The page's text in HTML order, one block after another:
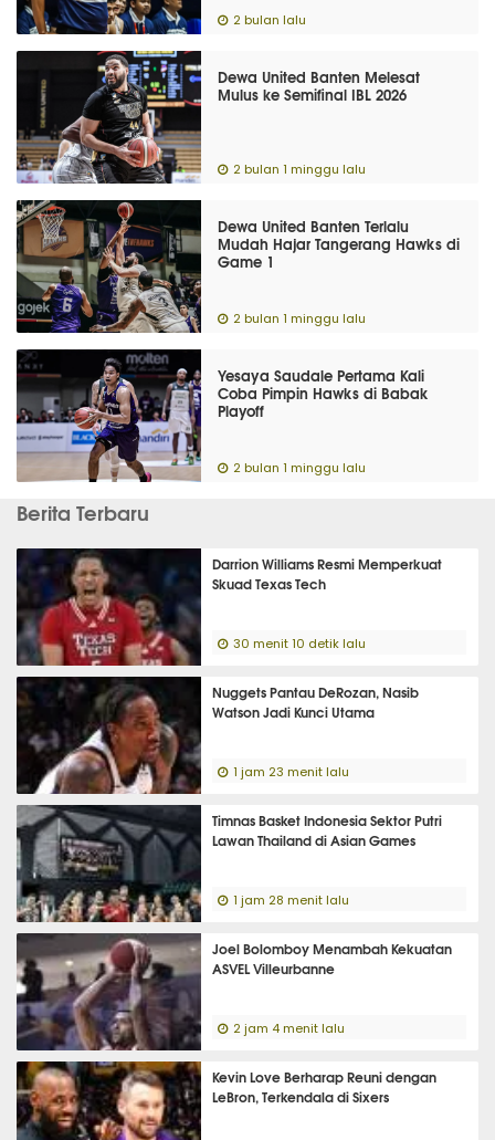
2 bulan lalu
Dewa United Banten Melesat
Mulus ke Semifinal IBL 2026
2 bulan 1 minggu lalu
Dewa United Banten Terlalu
Mudah Hajar Tangerang Hawks di
Game 1
2 bulan 1 minggu lalu
Yesaya Saudale Pertama Kali
Coba Pimpin Hawks di Babak
Playoff
2 bulan 1 minggu lalu
Berita Terbaru
Darrion Williams Resmi Memperkuat
Skuad Texas Tech
30 menit 10 detik lalu
Nuggets Pantau DeRozan, Nasib
Watson Jadi Kunci Utama
1 jam 23 menit lalu
Timnas Basket Indonesia Sektor Putri
Lawan Thailand di Asian Games
1 jam 28 menit lalu
Joel Bolomboy Menambah Kekuatan
ASVEL Villeurbanne
2 jam 4 menit lalu
Kevin Love Berharap Reuni dengan
LeBron, Terkendala di Sixers